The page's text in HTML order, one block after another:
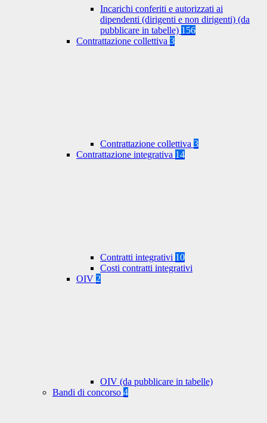
Incarichi conferiti e autorizzati ai
dipendenti (dirigenti e non dirigenti) (da
pubblicare in tabelle) 156
Contrattazione collettiva 3
Contrattazione collettiva 3
Contrattazione integrativa 14
Contratti integrativi 10
Costi contratti integrativi
OIV 2
OIV (da pubblicare in tabelle)
Bandi di concorso 4